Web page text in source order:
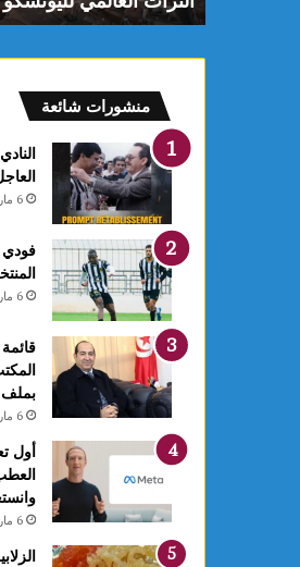
منشورات شائعة
6 مارس 2024
فودي
6 مارس 2024
بملف
6 مارس 2024
أول
6 مارس 2024